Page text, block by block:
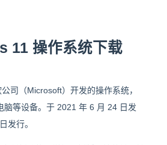
11 操作系统下载
司（Microsoft）开发的操作系统，
脑等设备。于 2021 年 6 月 24 日发
发行。